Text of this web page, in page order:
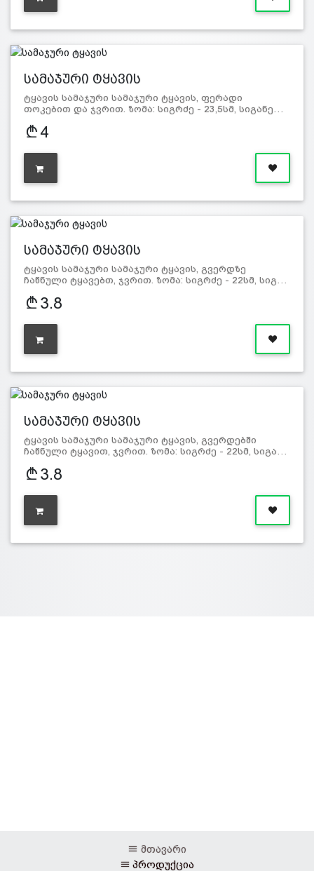
სამაჯური ტყავის
ტყავის სამაჯური სამაჯური ტყავის, ფერადი
თოკებით და ჯვრით. ზომა: სიგრძე - 23,5სმ, სიგანე…
4
სამაჯური ტყავის
ტყავის სამაჯური სამაჯური ტყავის, გვერდზე
ჩაწნული ტყავებთ, ჯვრით. ზომა: სიგრძე - 22სმ, სიგ…
3.8
სამაჯური ტყავის
ტყავის სამაჯური სამაჯური ტყავის, გვერდებში
ჩაწნული ტყავით, ჯვრით. ზომა: სიგრძე - 22სმ, სიგა…
3.8
მთავარი
პროდუქცია